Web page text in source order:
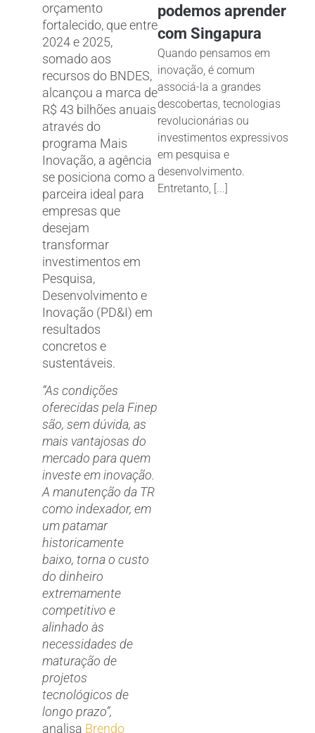
orçamento
fortalecido, que entre
2024 e 2025,
somado aos
recursos do BNDES,
alcançou a marca de
R$ 43 bilhões anuais
através do
programa Mais
Inovação, a agência
se posiciona como a
parceira ideal para
empresas que
desejam
transformar
investimentos em
Pesquisa,
Desenvolvimento e
Inovação (PD&I) em
resultados
concretos e
sustentáveis.
“As condições
oferecidas pela Finep
são, sem dúvida, as
mais vantajosas do
mercado para quem
investe em inovação.
A manutenção da TR
como indexador, em
um patamar
historicamente
baixo, torna o custo
do dinheiro
extremamente
competitivo e
alinhado às
necessidades de
maturação de
projetos
tecnológicos de
longo prazo”,
analisa Brendo
podemos aprender
com Singapura
Quando pensamos em
inovação, é comum
associá-la a grandes
descobertas, tecnologias
revolucionárias ou
investimentos expressivos
em pesquisa e
desenvolvimento.
Entretanto, [...]